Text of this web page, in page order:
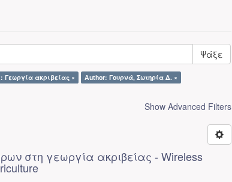
Ψάξε
Γεωργία ακριβείας ×
Author: Γουρνά, Σωτηρία Δ. ×
Show Advanced Filters
στη γεωργία ακριβείας - Wireless